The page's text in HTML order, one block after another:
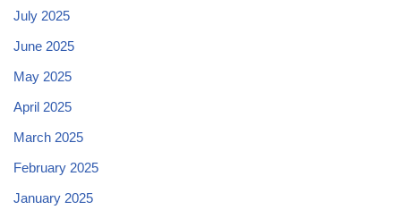
July 2025
June 2025
May 2025
April 2025
March 2025
February 2025
January 2025